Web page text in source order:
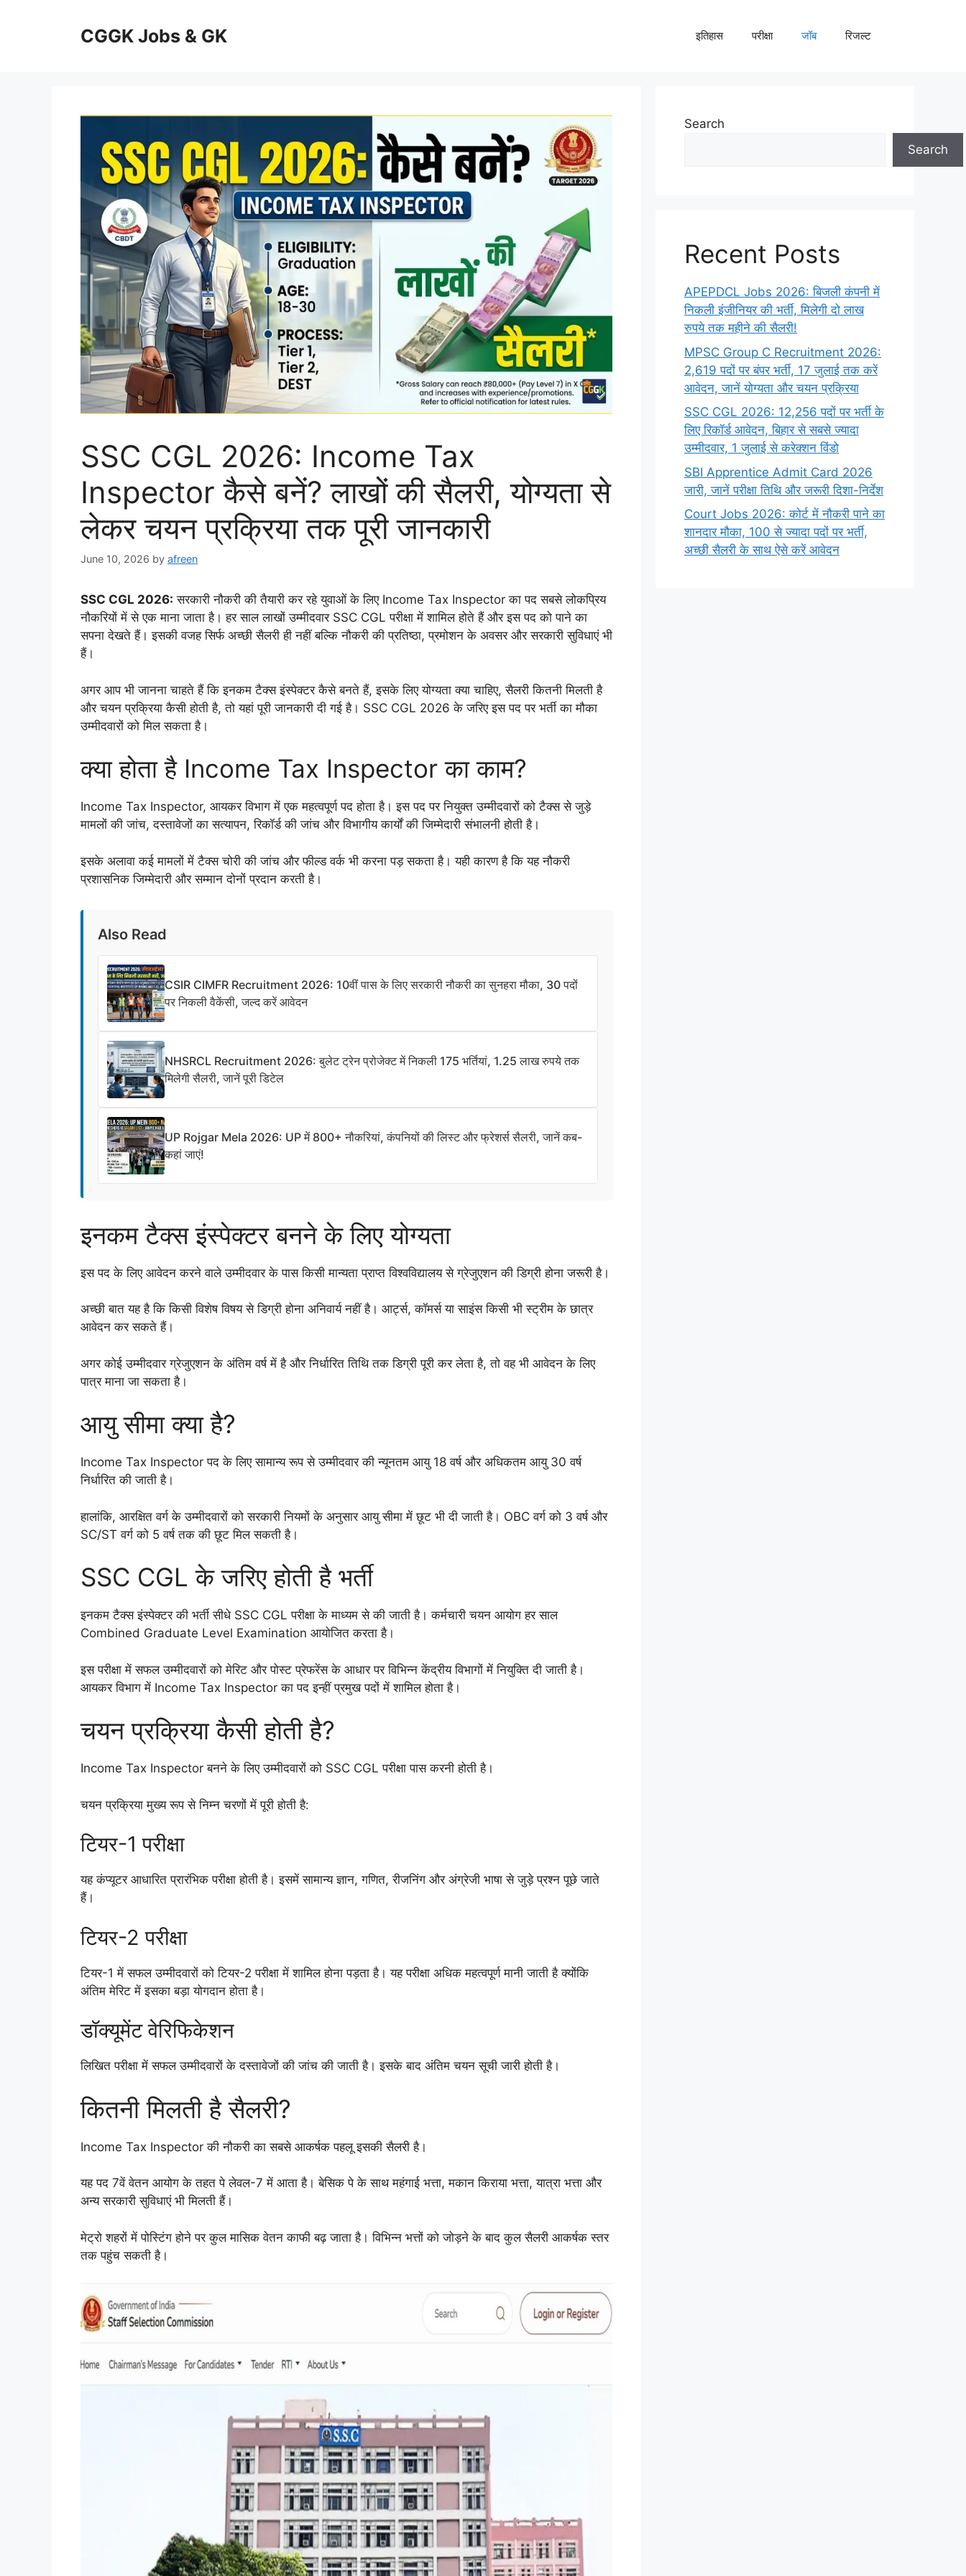
CGGK Jobs & GK इतिहास परीक्षा जॉब रिजल्ट
SSC CGL 2026: Income Tax
Inspector कैसे बनें? लाखों की सैलरी, योग्यता से
लेकर चयन प्रक्रिया तक पूरी जानकारी
June 10, 2026 by afreen
SSC CGL 2026: सरकारी नौकरी की तैयारी कर रहे युवाओं के लिए Income Tax Inspector का पद सबसे लोकप्रिय
नौकरियों में से एक माना जाता है। हर साल लाखों उम्मीदवार SSC CGL परीक्षा में शामिल होते हैं और इस पद को पाने का
सपना देखते हैं। इसकी वजह सिर्फ अच्छी सैलरी ही नहीं बल्कि नौकरी की प्रतिष्ठा, प्रमोशन के अवसर और सरकारी सुविधाएं भी
हैं।
अगर आप भी जानना चाहते हैं कि इनकम टैक्स इंस्पेक्टर कैसे बनते हैं, इसके लिए योग्यता क्या चाहिए, सैलरी कितनी मिलती है
और चयन प्रक्रिया कैसी होती है, तो यहां पूरी जानकारी दी गई है। SSC CGL 2026 के जरिए इस पद पर भर्ती का मौका
उम्मीदवारों को मिल सकता है।
क्या होता है Income Tax Inspector का काम?
Income Tax Inspector, आयकर विभाग में एक महत्वपूर्ण पद होता है। इस पद पर नियुक्त उम्मीदवारों को टैक्स से जुड़े
मामलों की जांच, दस्तावेजों का सत्यापन, रिकॉर्ड की जांच और विभागीय कार्यों की जिम्मेदारी संभालनी होती है।
इसके अलावा कई मामलों में टैक्स चोरी की जांच और फील्ड वर्क भी करना पड़ सकता है। यही कारण है कि यह नौकरी
प्रशासनिक जिम्मेदारी और सम्मान दोनों प्रदान करती है।
Also Read
CSIR CIMFR Recruitment 2026: 10वीं पास के लिए सरकारी नौकरी का सुनहरा मौका, 30 पदों
पर निकली वैकेंसी, जल्द करें आवेदन
NHSRCL Recruitment 2026: बुलेट ट्रेन प्रोजेक्ट में निकली 175 भर्तियां, 1.25 लाख रुपये तक
मिलेगी सैलरी, जानें पूरी डिटेल
UP Rojgar Mela 2026: UP में 800+ नौकरियां, कंपनियों की लिस्ट और फ्रेशर्स सैलरी, जानें कब-
कहां जाएं!
इनकम टैक्स इंस्पेक्टर बनने के लिए योग्यता
इस पद के लिए आवेदन करने वाले उम्मीदवार के पास किसी मान्यता प्राप्त विश्वविद्यालय से ग्रेजुएशन की डिग्री होना जरूरी है।
अच्छी बात यह है कि किसी विशेष विषय से डिग्री होना अनिवार्य नहीं है। आर्ट्स, कॉमर्स या साइंस किसी भी स्ट्रीम के छात्र
आवेदन कर सकते हैं।
अगर कोई उम्मीदवार ग्रेजुएशन के अंतिम वर्ष में है और निर्धारित तिथि तक डिग्री पूरी कर लेता है, तो वह भी आवेदन के लिए
पात्र माना जा सकता है।
आयु सीमा क्या है?
Income Tax Inspector पद के लिए सामान्य रूप से उम्मीदवार की न्यूनतम आयु 18 वर्ष और अधिकतम आयु 30 वर्ष
निर्धारित की जाती है।
हालांकि, आरक्षित वर्ग के उम्मीदवारों को सरकारी नियमों के अनुसार आयु सीमा में छूट भी दी जाती है। OBC वर्ग को 3 वर्ष और
SC/ST वर्ग को 5 वर्ष तक की छूट मिल सकती है।
SSC CGL के जरिए होती है भर्ती
इनकम टैक्स इंस्पेक्टर की भर्ती सीधे SSC CGL परीक्षा के माध्यम से की जाती है। कर्मचारी चयन आयोग हर साल
Combined Graduate Level Examination आयोजित करता है।
इस परीक्षा में सफल उम्मीदवारों को मेरिट और पोस्ट प्रेफरेंस के आधार पर विभिन्न केंद्रीय विभागों में नियुक्ति दी जाती है।
आयकर विभाग में Income Tax Inspector का पद इन्हीं प्रमुख पदों में शामिल होता है।
चयन प्रक्रिया कैसी होती है?
Income Tax Inspector बनने के लिए उम्मीदवारों को SSC CGL परीक्षा पास करनी होती है।
चयन प्रक्रिया मुख्य रूप से निम्न चरणों में पूरी होती है:
टियर-1 परीक्षा
यह कंप्यूटर आधारित प्रारंभिक परीक्षा होती है। इसमें सामान्य ज्ञान, गणित, रीजनिंग और अंग्रेजी भाषा से जुड़े प्रश्न पूछे जाते
हैं।
टियर-2 परीक्षा
टियर-1 में सफल उम्मीदवारों को टियर-2 परीक्षा में शामिल होना पड़ता है। यह परीक्षा अधिक महत्वपूर्ण मानी जाती है क्योंकि
अंतिम मेरिट में इसका बड़ा योगदान होता है।
डॉक्यूमेंट वेरिफिकेशन
लिखित परीक्षा में सफल उम्मीदवारों के दस्तावेजों की जांच की जाती है। इसके बाद अंतिम चयन सूची जारी होती है।
कितनी मिलती है सैलरी?
Income Tax Inspector की नौकरी का सबसे आकर्षक पहलू इसकी सैलरी है।
यह पद 7वें वेतन आयोग के तहत पे लेवल-7 में आता है। बेसिक पे के साथ महंगाई भत्ता, मकान किराया भत्ता, यात्रा भत्ता और
अन्य सरकारी सुविधाएं भी मिलती हैं।
मेट्रो शहरों में पोस्टिंग होने पर कुल मासिक वेतन काफी बढ़ जाता है। विभिन्न भत्तों को जोड़ने के बाद कुल सैलरी आकर्षक स्तर
तक पहुंच सकती है।
Search
Search
Recent Posts
APEPDCL Jobs 2026: बिजली कंपनी में
निकली इंजीनियर की भर्ती, मिलेगी दो लाख
रुपये तक महीने की सैलरी!
MPSC Group C Recruitment 2026:
2,619 पदों पर बंपर भर्ती, 17 जुलाई तक करें
आवेदन, जानें योग्यता और चयन प्रक्रिया
SSC CGL 2026: 12,256 पदों पर भर्ती के
लिए रिकॉर्ड आवेदन, बिहार से सबसे ज्यादा
उम्मीदवार, 1 जुलाई से करेक्शन विंडो
SBI Apprentice Admit Card 2026
जारी, जानें परीक्षा तिथि और जरूरी दिशा-निर्देश
Court Jobs 2026: कोर्ट में नौकरी पाने का
शानदार मौका, 100 से ज्यादा पदों पर भर्ती,
अच्छी सैलरी के साथ ऐसे करें आवेदन